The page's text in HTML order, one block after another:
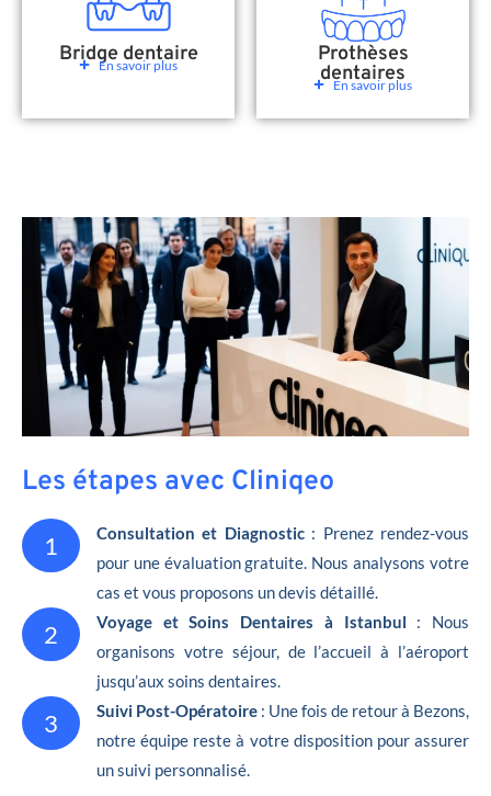
Bridge dentaire
En savoir plus Prothèses
dentaires
En savoir plus
Les étapes avec Cliniqeo
1 Consultation et Diagnostic: Prenez rendez-vous
pour une évaluation gratuite. Nous analysons votre
cas et vous proposons un devis détaillé.
2 Voyage et Soins Dentaires à Istanbul : Nous
organisons votre séjour, de l’accueil à l’aéroport
jusqu’aux soins dentaires.
3 Suivi Post-Opératoire : Une fois de retour à Bezons,
notre équipe reste à votre disposition pour assurer
un suivi personnalisé.